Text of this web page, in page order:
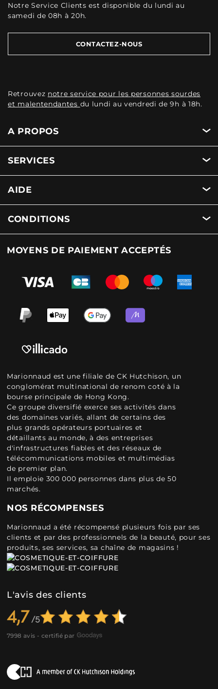
Notre Service Clients est disponible du lundi au
samedi de 08h à 20h.
CONTACTEZ-NOUS
Retrouvez notre service pour les personnes sourdes
et malentendantes du lundi au vendredi de 9h à 18h.
A PROPOS
SERVICES
AIDE
CONDITIONS
MOYENS DE PAIEMENT ACCEPTÉS
Marionnaud est une filiale de CK Hutchison, un
conglomérat multinational de renom coté à la
bourse principale de Hong Kong.
Ce groupe diversifié exerce ses activités dans
des domaines variés, allant de certains des
plus grands opérateurs portuaires et
détaillants au monde, à des entreprises
d'infrastructures fiables et des réseaux de
télécommunications mobiles et multimédias
de premier plan.
Il emploie 300 000 personnes dans plus de 50
marchés.
NOS RÉCOMPENSES
Marionnaud a été récompensé plusieurs fois par ses
clients et par des professionnels de la beauté, pour ses
produits, ses services, sa chaîne de magasins !
L'avis des clients
4,7
7998 avis - certifié par